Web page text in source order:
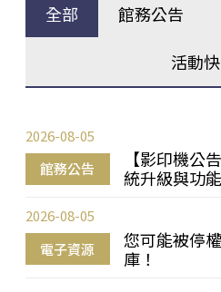
全部 館務公告
活動
館務公告
【影印機公
統升級與功
2026-08-05
電子資源
您可能被停
庫！
2026-08-05